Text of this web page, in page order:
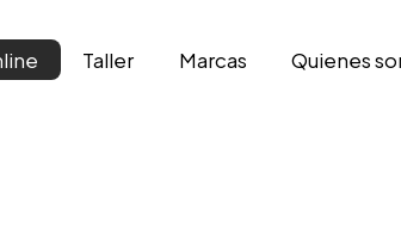
Taller Marcas Qui­enes